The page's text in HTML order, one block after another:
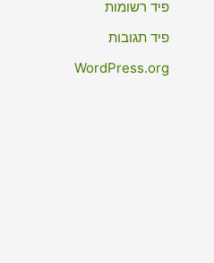
פיד רשומות
פיד תגובות
WordPress.org